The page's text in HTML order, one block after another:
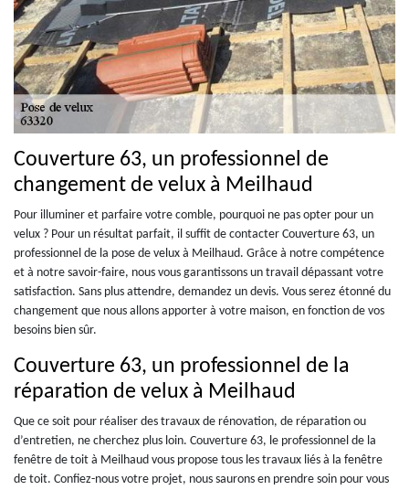
Couverture 63, un professionnel de
changement de velux à Meilhaud
Pour illuminer et parfaire votre comble, pourquoi ne pas opter pour un
velux ? Pour un résultat parfait, il suffit de contacter Couverture 63, un
professionnel de la pose de velux à Meilhaud. Grâce à notre compétence
et à notre savoir-faire, nous vous garantissons un travail dépassant votre
satisfaction. Sans plus attendre, demandez un devis. Vous serez étonné du
changement que nous allons apporter à votre maison, en fonction de vos
besoins bien sûr.
Couverture 63, un professionnel de la
réparation de velux à Meilhaud
Que ce soit pour réaliser des travaux de rénovation, de réparation ou
d’entretien, ne cherchez plus loin. Couverture 63, le professionnel de la
fenêtre de toit à Meilhaud vous propose tous les travaux liés à la fenêtre
de toit. Confiez-nous votre projet, nous saurons en prendre soin pour vous